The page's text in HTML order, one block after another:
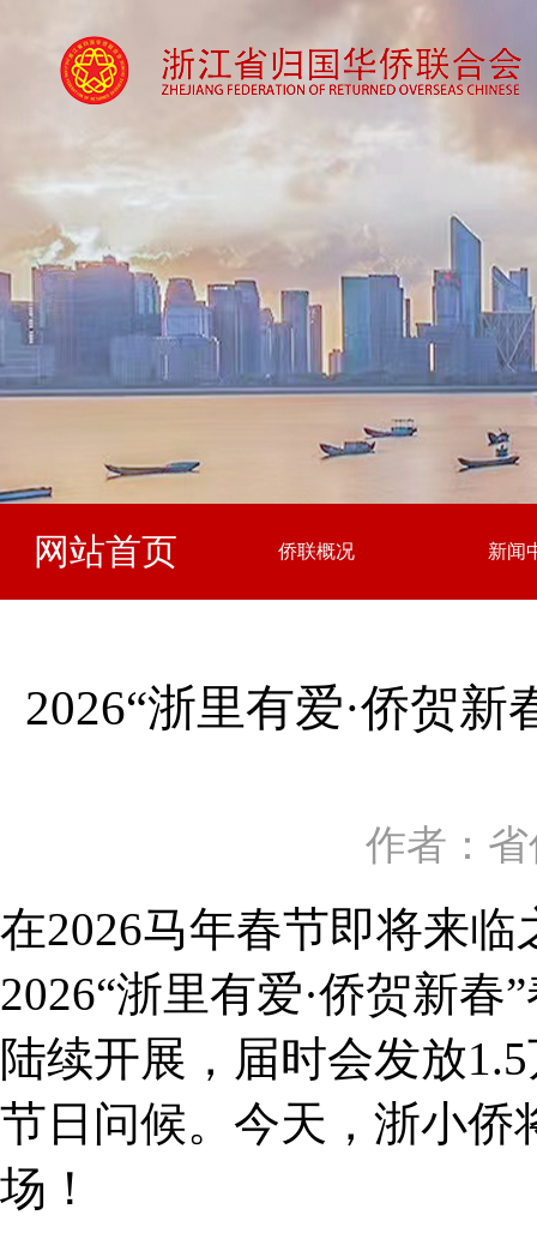
网站首页 侨联概况 新闻
2026“浙里有爱·侨贺
作者：
在2026马年春节即将来
2026“浙里有爱·侨贺新
陆续开展，届时会发放
节日问候。今天，浙小侨
场！